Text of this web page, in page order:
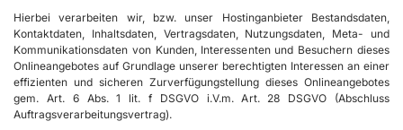
Hierbei verarbeiten wir, bzw. unser Hostinganbieter Bestandsdaten,
Kontaktdaten, Inhaltsdaten, Vertragsdaten, Nutzungsdaten, Meta- und
Kommunikationsdaten von Kunden, Interessenten und Besuchern dieses
Onlineangebotes auf Grundlage unserer berechtigten Interessen an einer
effizienten und sicheren Zurverfügungstellung dieses Onlineangebotes
gem. Art. 6 Abs. 1 lit. f DSGVO i.V.m. Art. 28 DSGVO (Abschluss
Auftragsverarbeitungsvertrag).